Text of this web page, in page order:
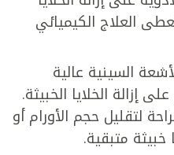
العلاج الكيميائي
السينية عالية
إزالة الخلايا الخبيثة.
لتقليل حجم الأورام أو
خبيثة متبقية.